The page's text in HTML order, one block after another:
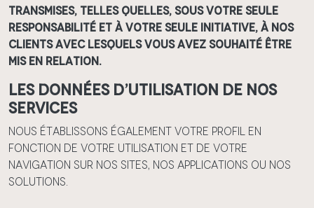
transmises, telles quelles, sous votre seule
responsabilité et à votre seule initiative, à nos
Clients avec lesquels vous avez souhaité être
mis en relation.
Les données d’utilisation de nos
services
Nous établissons également votre profil en
fonction de votre utilisation et de votre
navigation sur nos Sites, nos Applications ou nos
Solutions.